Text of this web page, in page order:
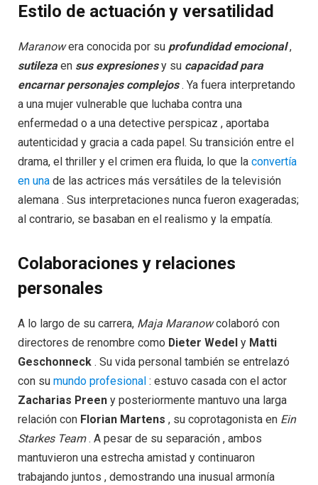
Estilo de actuación y versatilidad
Maranowera conocida por su profundidad emocional,
sutilezaen sus expresionesy su capacidad para
encarnar personajes complejos. Ya fuera interpretando
a una mujer vulnerable que luchaba contra una
enfermedad o a una detective perspicaz , aportaba
autenticidad y gracia a cada papel. Su transición entre el
drama, el thriller y el crimen era fluida, lo que la convertía
en una de las actrices más versátiles de la televisión
alemana . Sus interpretaciones nunca fueron exageradas;
al contrario, se basaban en el realismo y la empatía.
Colaboraciones y relaciones
personales
A lo largo de su carrera, Maja Maranowcolaboró con
directores de renombre como Dieter Wedel y Matti
Geschonneck . Su vida personal también se entrelazó
con su mundo profesional : estuvo casada con el actor
Zacharias Preen y posteriormente mantuvo una larga
relación con Florian Martens , su coprotagonista en Ein
Starkes Team. A pesar de su separación , ambos
mantuvieron una estrecha amistad y continuaron
trabajando juntos , demostrando una inusual armonía